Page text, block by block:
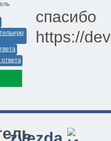
спасибо
https://